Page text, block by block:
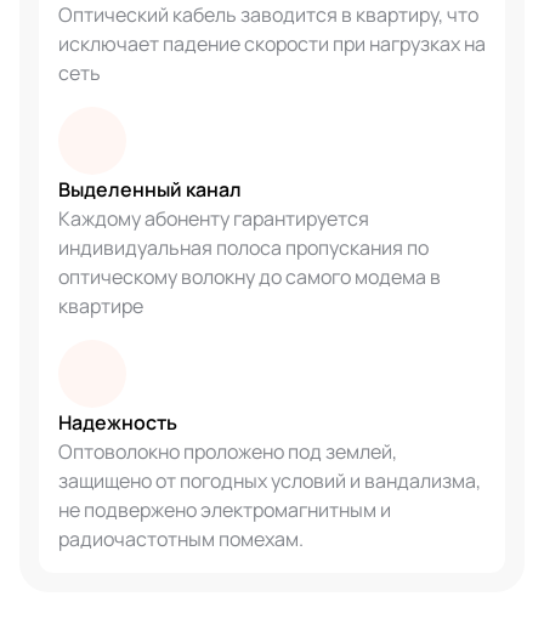
Оптический кабель заводится в квартиру, что
исключает падение скорости при нагрузках на
сеть
Выделенный канал
Каждому абоненту гарантируется
индивидуальная полоса пропускания по
оптическому волокну до самого модема в
квартире
Надежность
Оптоволокно проложено под землей,
защищено от погодных условий и вандализма,
не подвержено электромагнитным и
радиочастотным помехам.